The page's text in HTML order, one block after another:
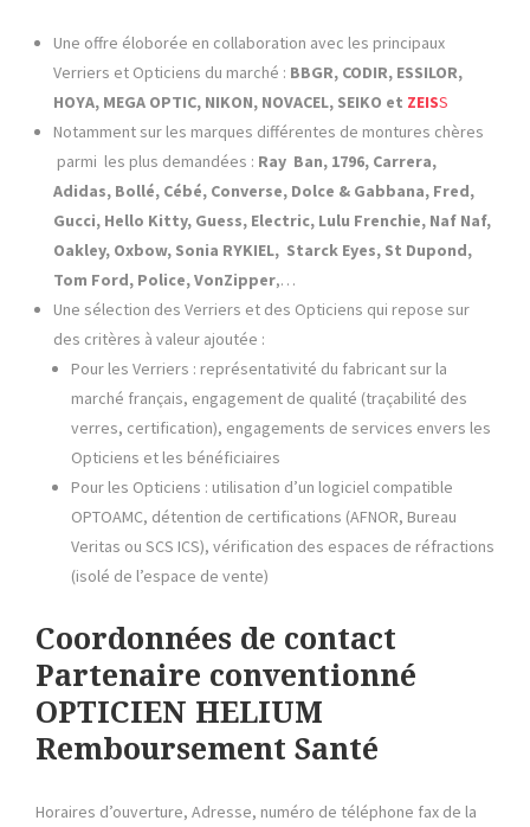
Une offre éloborée en collaboration avec les principaux
Verriers et Opticiens du marché : BBGR, CODIR, ESSILOR,
HOYA, MEGA OPTIC, NIKON, NOVACEL, SEIKO et ZEISS
Notamment sur les marques différentes de montures chères
parmi les plus demandées : Ray Ban, 1796, Carrera,
Adidas, Bollé, Cébé, Converse, Dolce & Gabbana, Fred,
Gucci, Hello Kitty, Guess, Electric, Lulu Frenchie, Naf Naf,
Oakley, Oxbow, Sonia RYKIEL, Starck Eyes, St Dupond,
Tom Ford, Police, VonZipper,…
Une sélection des Verriers et des Opticiens qui repose sur
des critères à valeur ajoutée :
Pour les Verriers : représentativité du fabricant sur la
marché français, engagement de qualité (traçabilité des
verres, certification), engagements de services envers les
Opticiens et les bénéficiaires
Pour les Opticiens : utilisation d’un logiciel compatible
OPTOAMC, détention de certifications (AFNOR, Bureau
Veritas ou SCS ICS), vérification des espaces de réfractions
(isolé de l’espace de vente)
Coordonnées de contact
Partenaire conventionné
OPTICIEN HELIUM
Remboursement Santé
Horaires d’ouverture, Adresse, numéro de téléphone fax de la